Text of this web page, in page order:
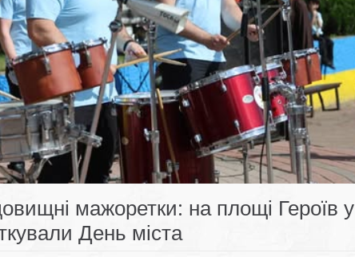
мажоретки: на площі Героїв у
День міста